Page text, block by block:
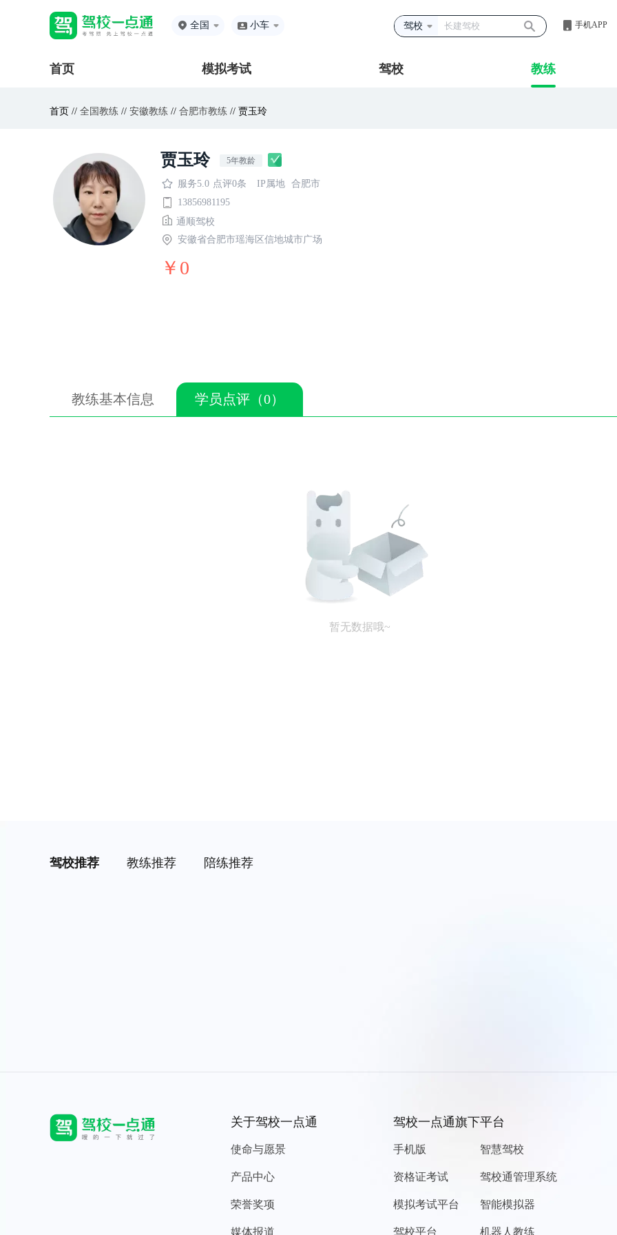
全国 小车 驾校 手机APP
首页 模拟考试 驾校 教练
首页 // 全国教练 // 安徽教练 // 合肥市教练 // 贾玉玲
贾玉玲 5年教龄
服务5.0 点评0条 IP属地 合肥市
13856981195
通顺驾校
安徽省合肥市瑶海区信地城市广场
￥0
教练基本信息 学员点评（0）
暂无数据哦~
驾校推荐 教练推荐 陪练推荐
关于驾校一点通
使命与愿景
产品中心
荣誉奖项
媒体报道
驾校一点通旗下平台
手机版
资格证考试
模拟考试平台
驾校平台
智慧驾校
驾校通管理系统
智能模拟器
机器人教练